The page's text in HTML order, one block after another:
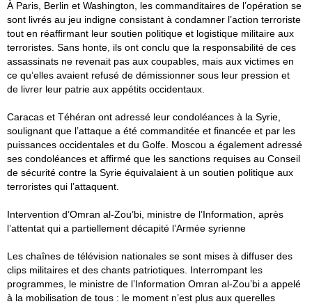
À Paris, Berlin et Washington, les commanditaires de l’opération se
sont livrés au jeu indigne consistant à condamner l’action terroriste
tout en réaffirmant leur soutien politique et logistique militaire aux
terroristes. Sans honte, ils ont conclu que la responsabilité de ces
assassinats ne revenait pas aux coupables, mais aux victimes en
ce qu’elles avaient refusé de démissionner sous leur pression et
de livrer leur patrie aux appétits occidentaux.
Caracas et Téhéran ont adressé leur condoléances à la Syrie,
soulignant que l’attaque a été commanditée et financée et par les
puissances occidentales et du Golfe. Moscou a également adressé
ses condoléances et affirmé que les sanctions requises au Conseil
de sécurité contre la Syrie équivalaient à un soutien politique aux
terroristes qui l’attaquent.
Intervention d’Omran al-Zou’bi, ministre de l’Information, après
l’attentat qui a partiellement décapité l’Armée syrienne
Les chaînes de télévision nationales se sont mises à diffuser des
clips militaires et des chants patriotiques. Interrompant les
programmes, le ministre de l’Information Omran al-Zou’bi a appelé
à la mobilisation de tous : le moment n’est plus aux querelles